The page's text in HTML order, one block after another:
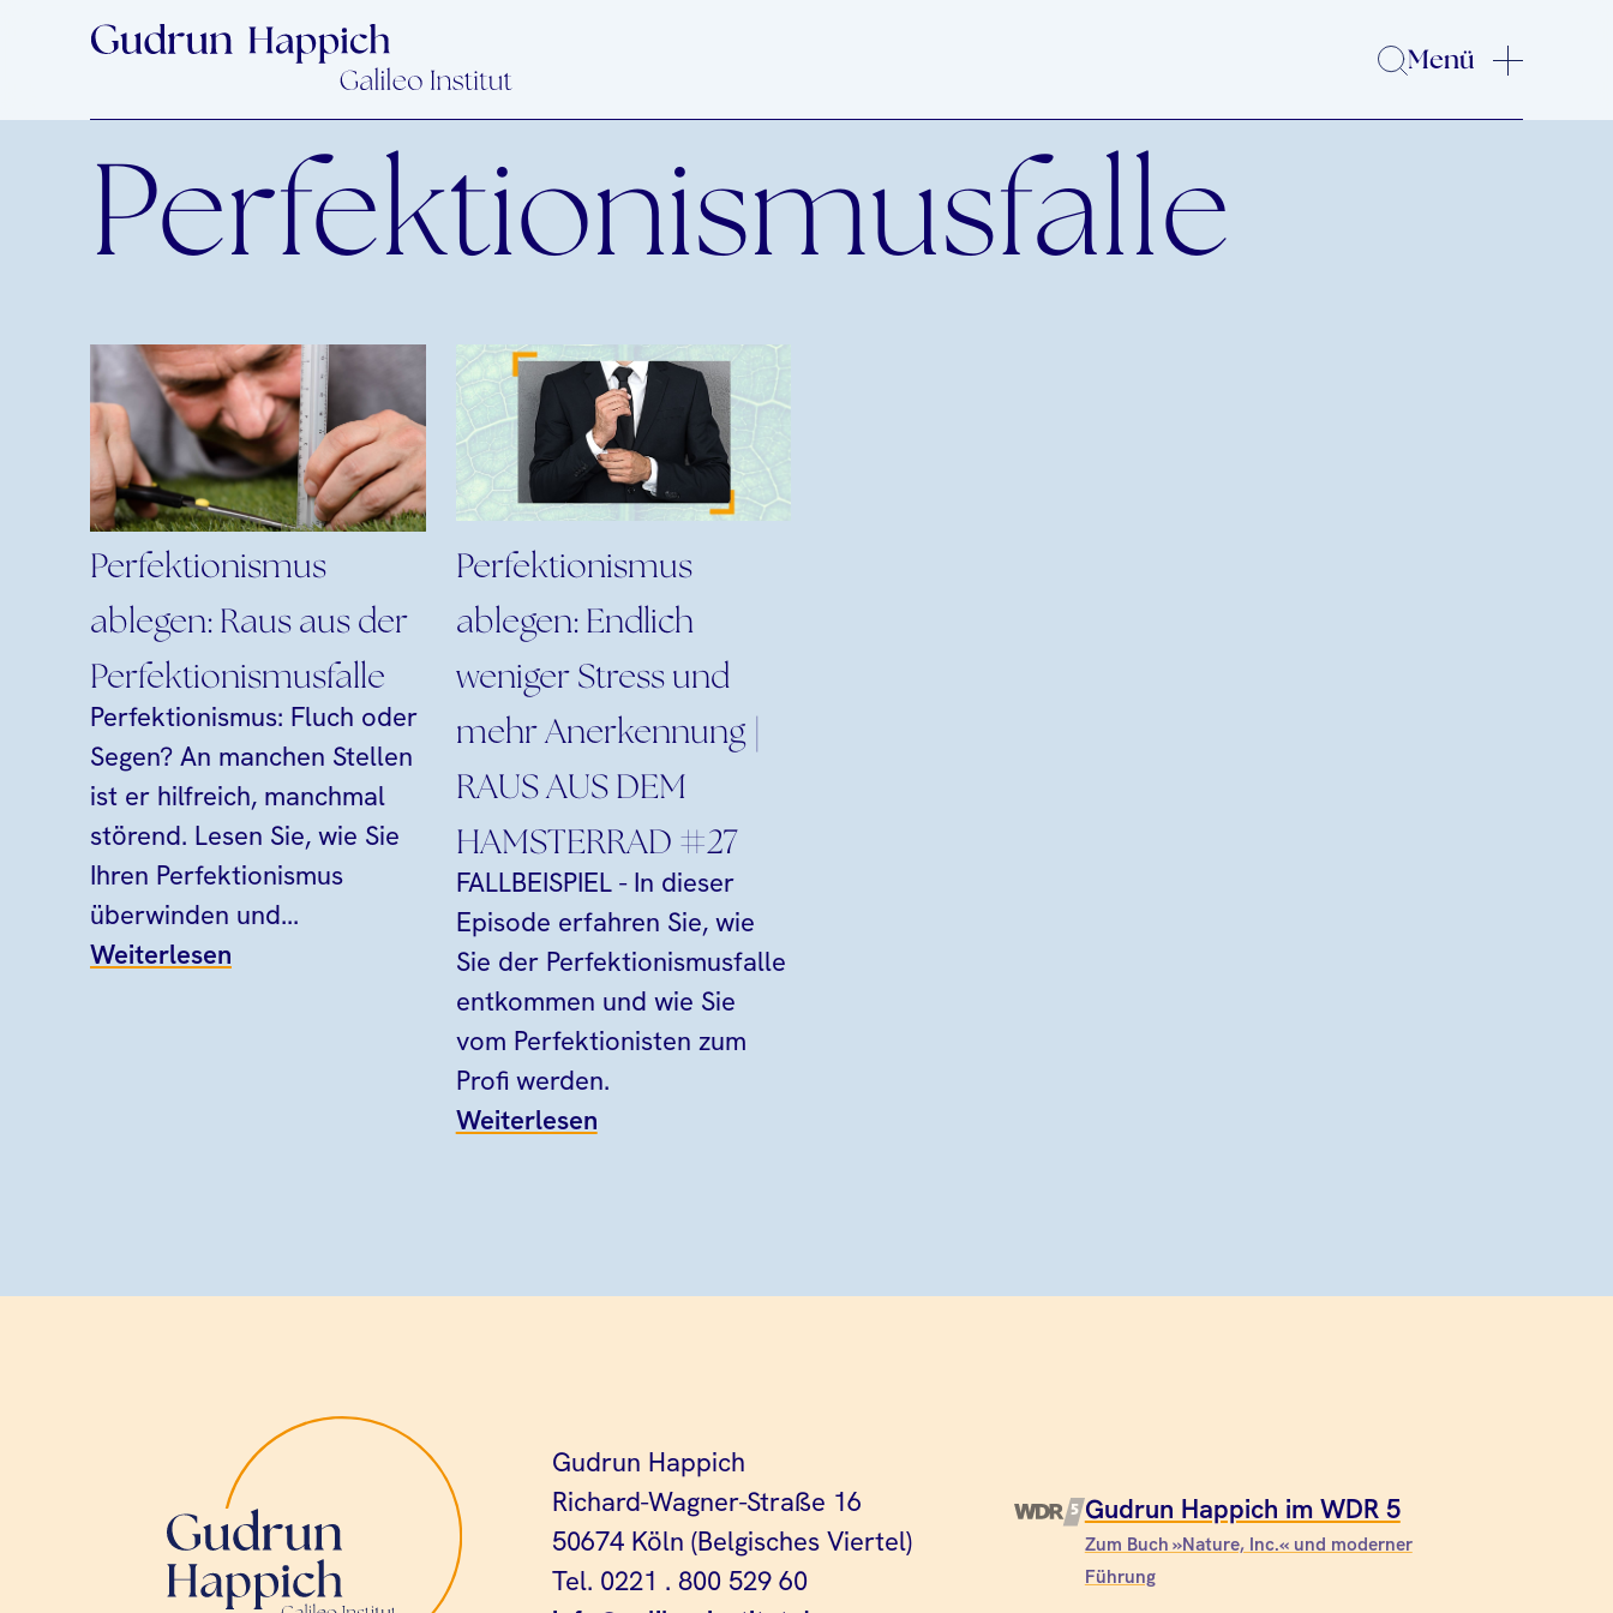
Menü
Perfektionismusfalle
Perfektionismus
ablegen: Raus aus der
Perfektionismusfalle
Perfektionismus: Fluch oder
Segen? An manchen Stellen
ist er hilfreich, manchmal
störend. Lesen Sie, wie Sie
Ihren Perfektionismus
überwinden und...
Weiterlesen
Perfektionismus
ablegen: Endlich
weniger Stress und
mehr Anerkennung |
RAUS AUS DEM
HAMSTERRAD #27
FALLBEISPIEL - In dieser
Episode erfahren Sie, wie
Sie der Perfektionismusfalle
entkommen und wie Sie
vom Perfektionisten zum
Profi werden.
Weiterlesen
Gudrun Happich
Richard-Wagner-Straße 16
50674 Köln (Belgisches Viertel)
Tel. 0221 . 800 529 60
Gudrun Happich im WDR 5
Zum Buch »Nature, Inc.« und moderner
Führung